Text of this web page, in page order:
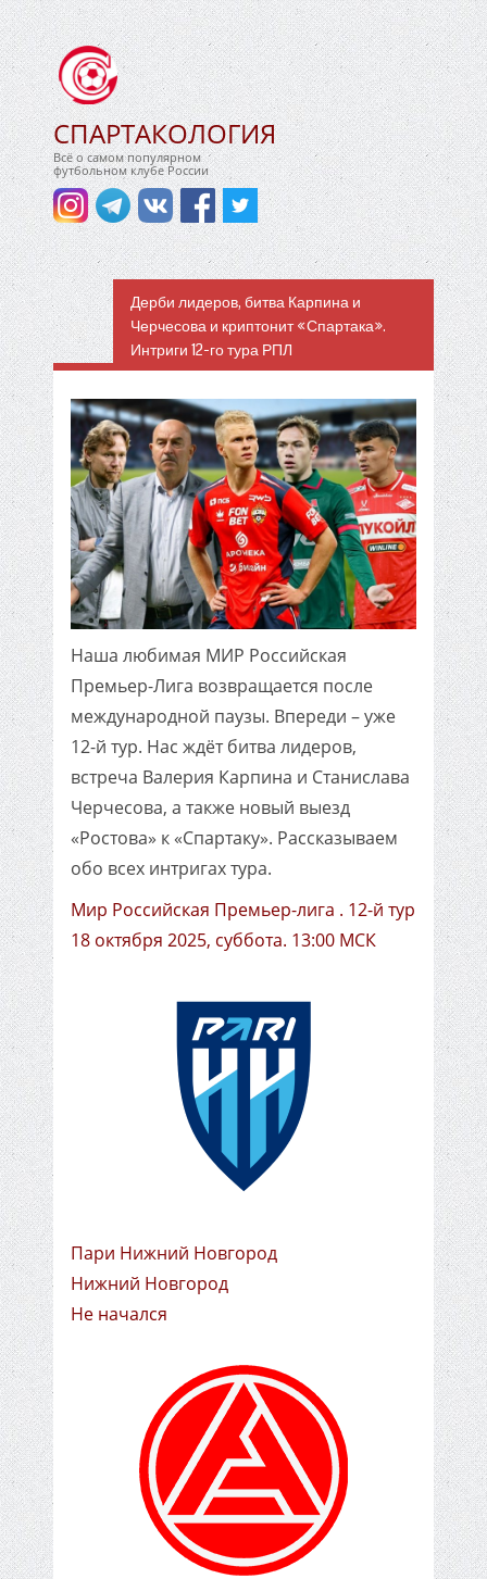
СПАРТАКОЛОГИЯ
Всё о самом популярном
футбольном клубе России
Дерби лидеров, битва Карпина и
Черчесова и криптонит «Спартака».
Интриги 12-го тура РПЛ
Наша любимая МИР Российская
Премьер-Лига возвращается после
международной паузы. Впереди – уже
12-й тур. Нас ждёт битва лидеров,
встреча Валерия Карпина и Станислава
Черчесова, а также новый выезд
«Ростова» к «Спартаку». Рассказываем
обо всех интригах тура.
Мир Российская Премьер-лига . 12-й тур
18 октября 2025, суббота. 13:00 МСК
Пари Нижний Новгород
Нижний Новгород
Не начался